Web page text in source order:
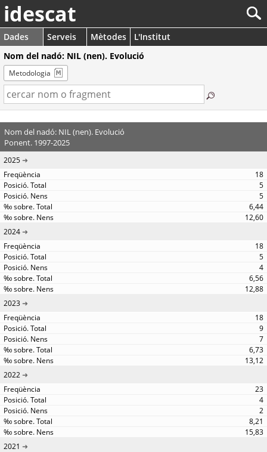
idescat
Dades Serveis Mètodes
L'Institut
Nom del nadó: NIL (nen). Evolució
Metodologia
Nom del nadó: NIL (nen). Evolució
Ponent. 1997-2025
2025
18
5
5
6,44
12,60
2024
18
5
4
6,56
12,88
2023
18
9
7
6,73
13,12
2022
23
4
2
8,21
15,83
2021